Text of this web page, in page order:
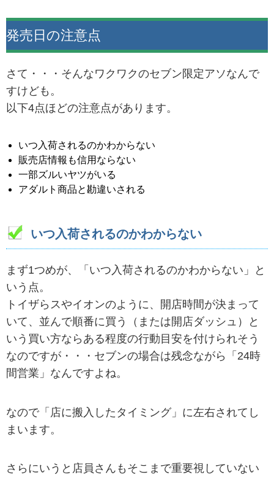
発売日の注意点
さて・・・そんなワクワクのセブン限定アソなんで
すけども。
以下4点ほどの注意点があります。
いつ入荷されるのかわからない
販売店情報も信用ならない
一部ズルいヤツがいる
アダルト商品と勘違いされる
いつ入荷されるのかわからない
まず1つめが、「いつ入荷されるのかわからない」と
いう点。
トイザらスやイオンのように、開店時間が決まって
いて、並んで順番に買う（または開店ダッシュ）と
いう買い方ならある程度の行動目安を付けられそう
なのですが・・・セブンの場合は残念ながら「24時
間営業」なんですよね。
なので「店に搬入したタイミング」に左右されてし
まいます。
さらにいうと店員さんもそこまで重要視していない